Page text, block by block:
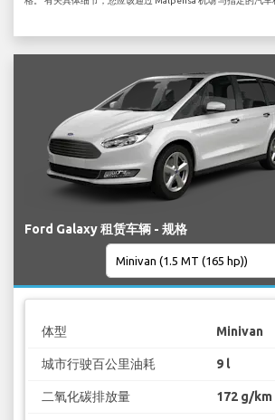
Ford Galaxy 租赁车辆 - 规格
体型 Minivan
城市行驶百公里油耗 9 l
二氧化碳排放量 172 g/km